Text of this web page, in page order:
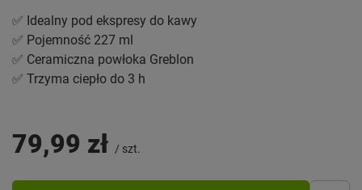
✅ Idealny pod ekspresy do kawy
✅ Pojemność 227 ml
✅ Ceramiczna powłoka Greblon
✅ Trzyma ciepło do 3 h
79,99 zł / szt.